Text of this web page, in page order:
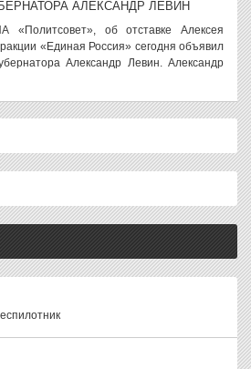
АЛЕКСАНДР ЛЕВИН
«Политсовет», об отставке Алексея
«Единая Россия» сегодня объявил
Александр Левин. Александр